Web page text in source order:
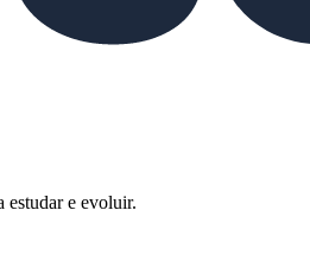
estudar e evoluir.